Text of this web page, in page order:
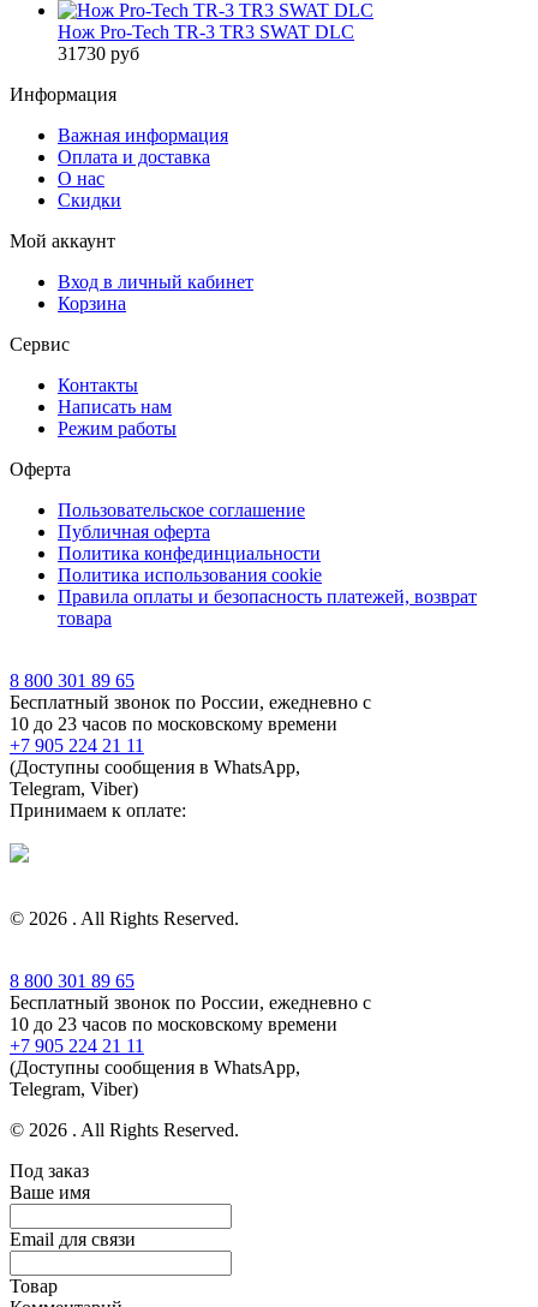
Нож Pro-Tech TR-3 TR3 SWAT DLC
31730 руб
Информация
Важная информация
Оплата и доставка
О нас
Скидки
Мой аккаунт
Вход в личный кабинет
Корзина
Сервис
Контакты
Написать нам
Режим работы
Оферта
Пользовательское соглашение
Публичная оферта
Политика конфединциальности
Политика использования cookie
Правила оплаты и безопасность платежей, возврат
товара
8 800 301 89 65
Бесплатный звонок по России, ежедневно с
10 до 23 часов по московскому времени
+7 905 224 21 11
(Доступны сообщения в WhatsApp,
Telegram, Viber)
Принимаем к оплате:
© 2026 . All Rights Reserved.
8 800 301 89 65
Бесплатный звонок по России, ежедневно с
10 до 23 часов по московскому времени
+7 905 224 21 11
(Доступны сообщения в WhatsApp,
Telegram, Viber)
© 2026 . All Rights Reserved.
Под заказ
Ваше имя
Email для связи
Товар